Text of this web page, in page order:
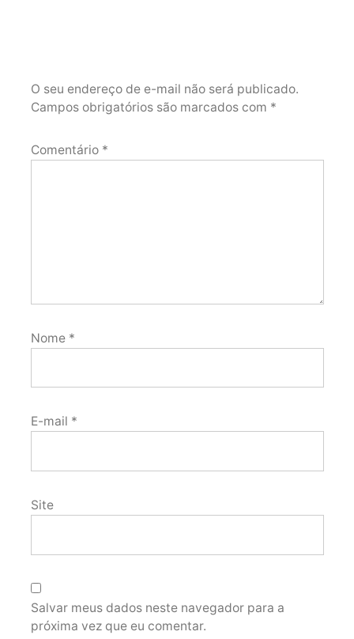
O seu endereço de e-mail não será publicado.
Campos obrigatórios são marcados com *
Comentário *
Nome *
E-mail *
Site
Salvar meus dados neste navegador para a
próxima vez que eu comentar.